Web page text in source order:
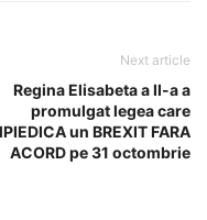
Next article
Regina Elisabeta a II-a a
promulgat legea care
un BREXIT FARA
ACORD pe 31 octombrie